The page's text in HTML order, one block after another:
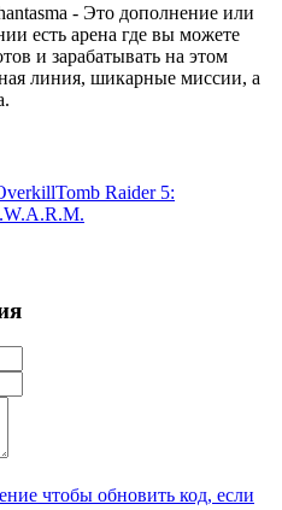
- Это дополнение или
есть арена где вы можете
и зарабатывать на этом
линия, шикарные миссии, а
Tomb Raider 5: